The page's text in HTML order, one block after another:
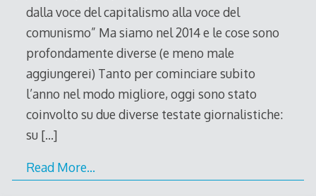
dalla voce del capitalismo alla voce del
comunismo” Ma siamo nel 2014 e le cose sono
profondamente diverse (e meno male
aggiungerei) Tanto per cominciare subito
l’anno nel modo migliore, oggi sono stato
coinvolto su due diverse testate giornalistiche:
su […]
Read More…